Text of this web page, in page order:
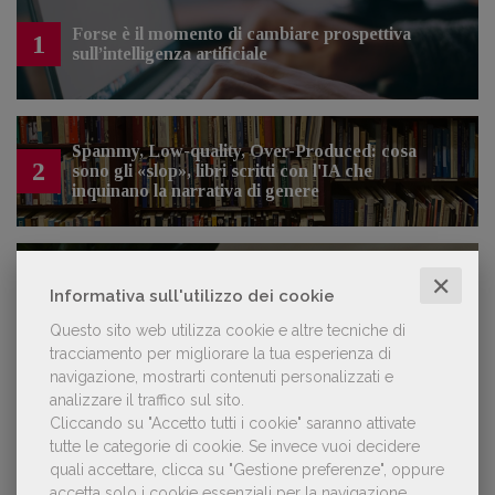
Informativa sull'utilizzo dei cookie ✕
Questo sito web utilizza cookie e altre tecniche di
tracciamento per migliorare la tua esperienza di
navigazione, mostrarti contenuti personalizzati e
analizzare il traffico sul sito.
Cliccando su "Accetto tutti i cookie" saranno attivate
tutte le categorie di cookie. Se invece vuoi decidere
quali accettare, clicca su "Gestione preferenze", oppure
1
Forse è il momento di cambiare prospettiva
sull’intelligenza artificiale
2
Spammy, Low-quality, Over-Produced: cosa
sono gli «slop», libri scritti con l'IA che
inquinano la narrativa di genere
Kobo ha rifiutato il 45% dei testi ricevuti per
sospetto utilizzo dell’IA
NOTIZIE DALL'AIE